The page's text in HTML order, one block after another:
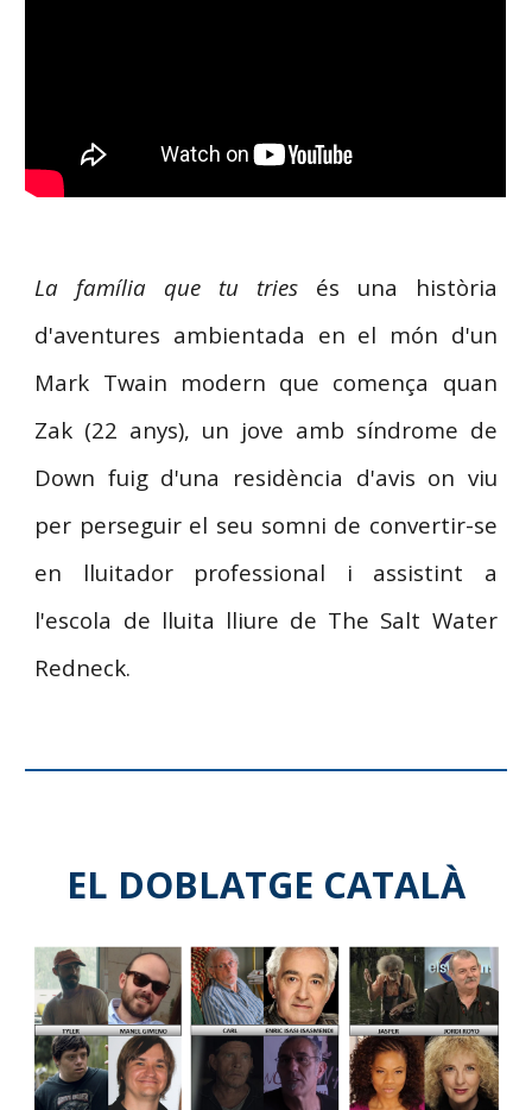
La família que tu triesés una història
d'aventures ambientada en el món d'un
Mark Twain modern que comença quan
Zak (22 anys), un jove amb síndrome de
Down fuig d'una residència d'avis on viu
per perseguir el seu somni de convertir-se
en lluitador professional i assistint a
l'escola de lluita lliure de The Salt Water
Redneck.
EL DOBLATGE CATALÀ